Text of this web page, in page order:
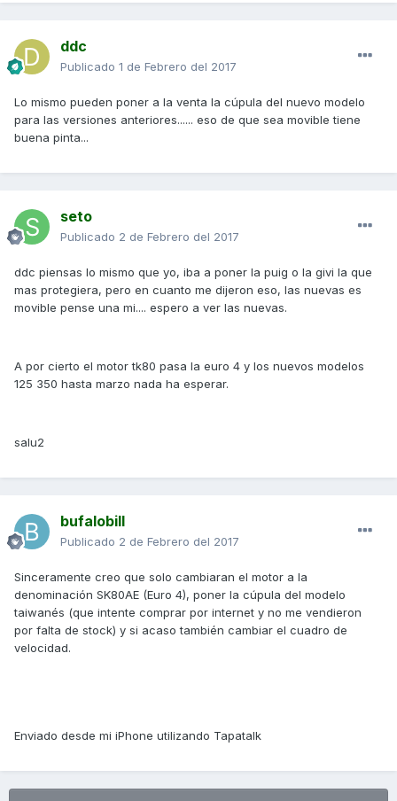
ddc
Publicado 1 de Febrero del 2017
Lo mismo pueden poner a la venta la cúpula del nuevo modelo
para las versiones anteriores...... eso de que sea movible tiene
buena pinta...
seto
Publicado 2 de Febrero del 2017
ddc piensas lo mismo que yo, iba a poner la puig o la givi la que
mas protegiera, pero en cuanto me dijeron eso, las nuevas es
movible pense una mi.... espero a ver las nuevas.
A por cierto el motor tk80 pasa la euro 4 y los nuevos modelos
125 350 hasta marzo nada ha esperar.
salu2
bufalobill
Publicado 2 de Febrero del 2017
Sinceramente creo que solo cambiaran el motor a la
denominación SK80AE (Euro 4), poner la cúpula del modelo
taiwanés (que intente comprar por internet y no me vendieron
por falta de stock) y si acaso también cambiar el cuadro de
velocidad.
Enviado desde mi iPhone utilizando Tapatalk